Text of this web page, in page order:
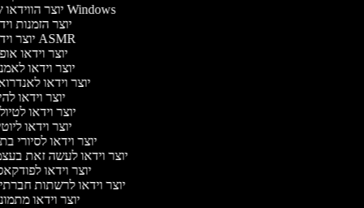
יוצר הווידאו של Windows
יוצר הזמנות
יוצר וידאו ASMR
יוצר וידאו
יוצר וידאו
יוצר וידאו
יוצר וידאו
יוצר וידאו
יוצר וידאו
יוצר וידאו לסיורי
יוצר וידאו לעשה זאת
יוצר וידאו
יוצר וידאו לרשתות
יוצר וידאו